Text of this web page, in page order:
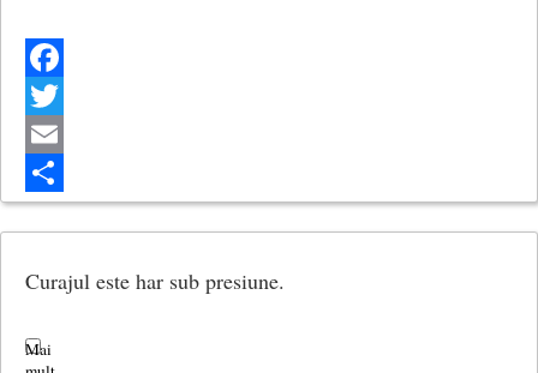
Facebook
Twitter
Email
Share
Curajul este har sub presiune.